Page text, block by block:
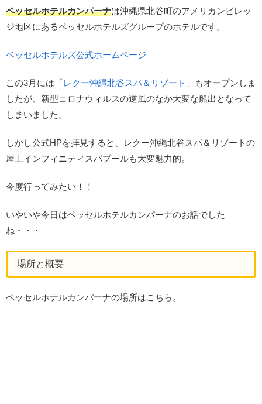
ベッセルホテルカンパーナは沖縄県北谷町のアメリカンビレッ
ジ地区にあるベッセルホテルズグループのホテルです。
ベッセルホテルズ公式ホームページ
この3月には「レクー沖縄北谷スパ＆リゾート 」もオープンしま
したが、新型コロナウィルスの逆風のなか大変な船出となって
しまいました。
しかし公式HPを拝見すると、レクー沖縄北谷スパ＆リゾートの
屋上インフィニティスパプールも大変魅力的。
今度行ってみたい！！
いやいや今日はベッセルホテルカンパーナのお話でした
ね・・・
場所と概要
ベッセルホテルカンパーナの場所はこちら。